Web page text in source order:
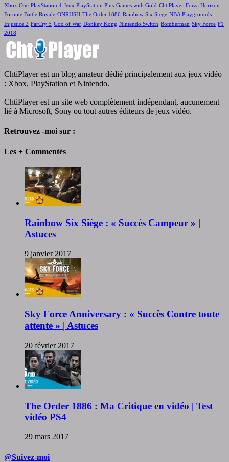
Xbox One PlayStation 4 Jeux PlayStation Plus Games with Gold ChtiPlayer Forza Horizon
Fortnite Battle Royale ONRUSH The Order 1886 Rainbow Six Siege NBA Playgrounds
Injustice 2 FarCry 5 God of War Donkey Kong Nintendo Switch Bomberman Sky Force F1
2018
ChtiPlayer est un blog amateur dédié principalement aux jeux vidéo
: Xbox, PlayStation et Nintendo.
ChtiPlayer est un site web complètement indépendant, aucunement
lié à Microsoft, Sony ou tout autres éditeurs de jeux vidéo.
Retrouvez -moi sur :
Les + Commentés
Rainbow Six Siège : « Succès Campeur » |
Astuces
9 janvier 2017
Sky Force Anniversary : « Succès Contre toute
attente » | Astuces
20 février 2017
The Order 1886 : Ma Critique en vidéo | Test
vidéo PS4
29 mars 2017
@Suivez-moi